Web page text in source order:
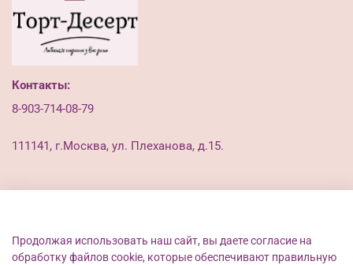
Пользовательское соглашение
Контакты:
8-903-714-08-79
111141, г.Москва, ул. Плеханова, д.15.
Продолжая использовать наш сайт, вы даете согласие на
обработку файлов cookie, которые обеспечивают правильную